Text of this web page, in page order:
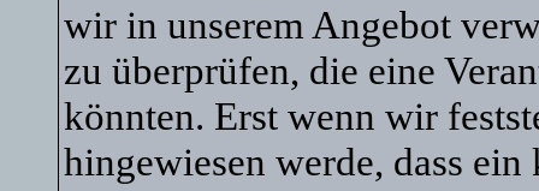
wir in unserem Angebot
zu überprüfen, die eine
könnten. Erst wenn wir
hingewiesen werde, dass